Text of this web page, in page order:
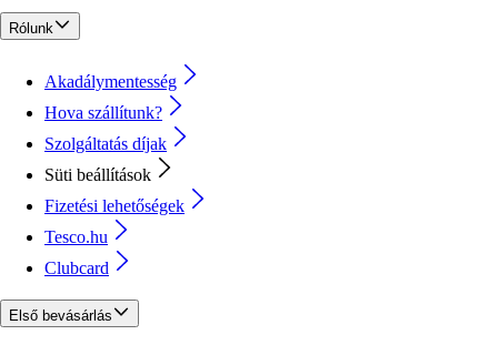
Rólunk
Akadálymentesség
Hova szállítunk?
Szolgáltatás díjak
Süti beállítások
Fizetési lehetőségek
Tesco.hu
Clubcard
Első bevásárlás